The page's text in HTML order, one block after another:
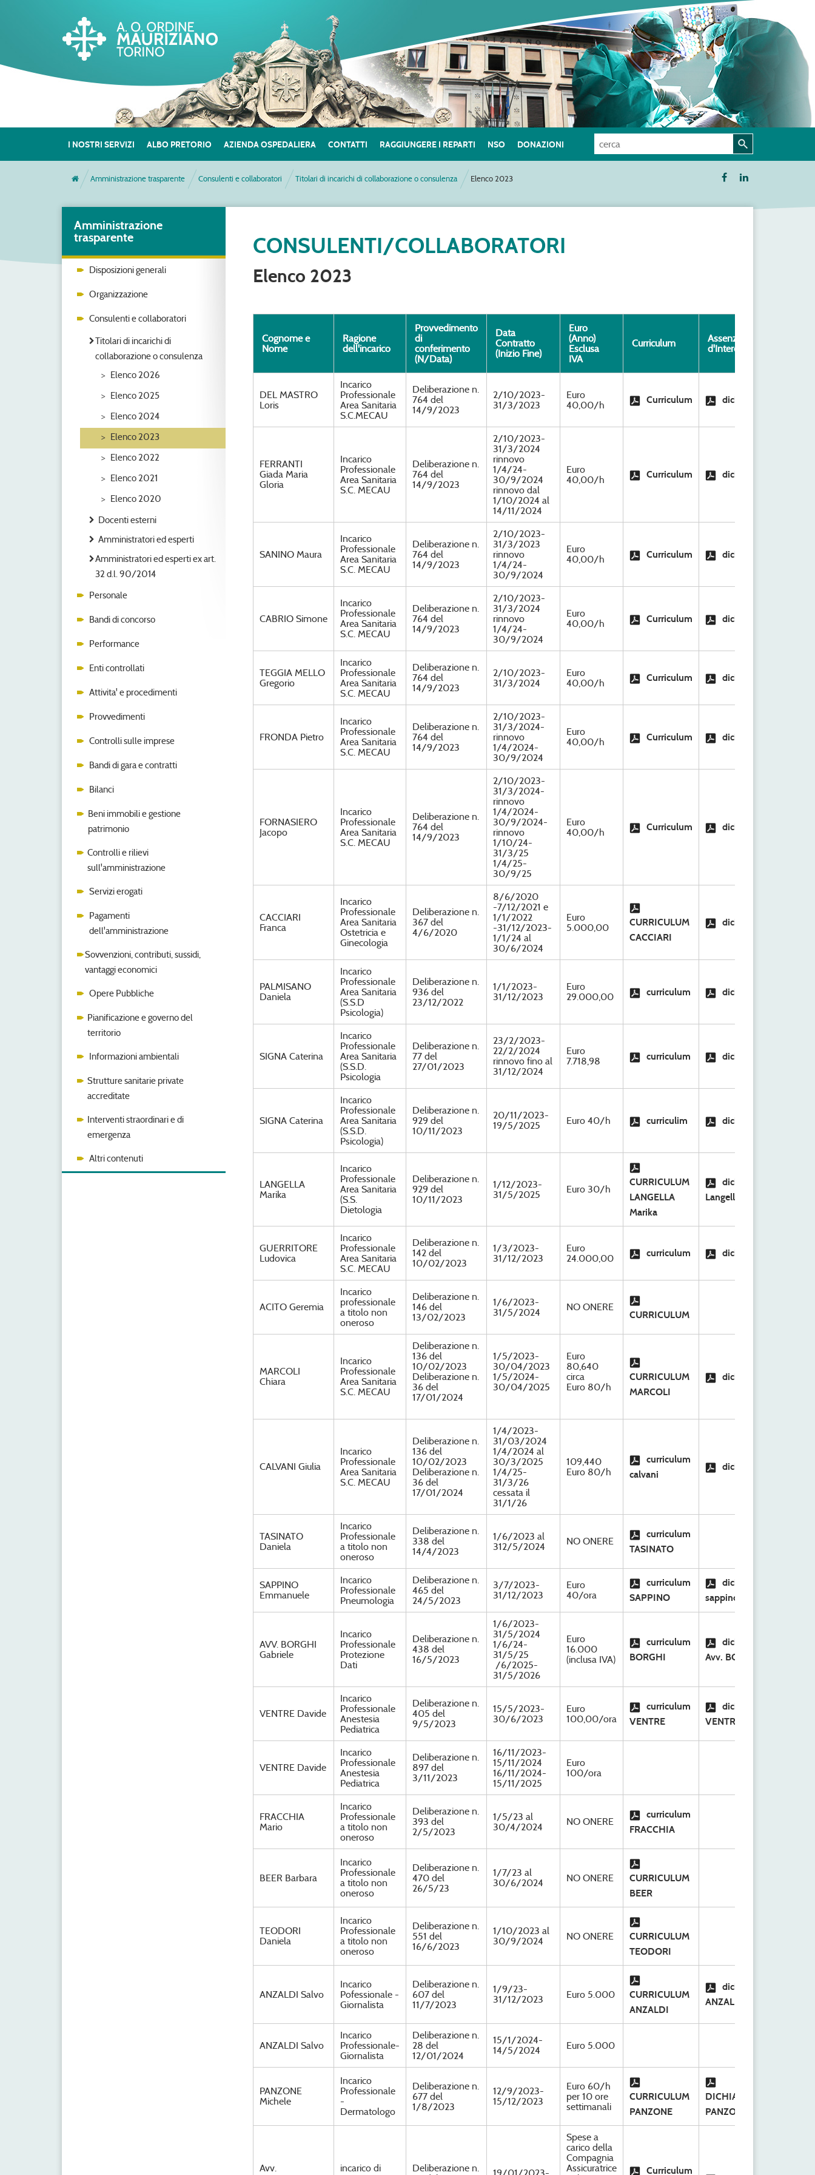
I NOSTRI SERVIZI ALBO PRETORIO AZIENDA OSPEDALIERA CONTATTI RAGGIUNGERE I REPARTI NSO DONAZIONI
Amministrazione trasparente Consulenti e collaboratori Titolari di incarichi di collaborazione o consulenza Elenco 2023
Amministrazione
trasparente
Disposizioni generali
Organizzazione
Consulenti e collaboratori
Titolari di incarichi di
collaborazione o consulenza
Elenco 2026
Elenco 2025
Elenco 2024
Elenco 2023
Elenco 2022
Elenco 2021
Elenco 2020
Docenti esterni
Amministratori ed esperti
Amministratori ed esperti ex art.
32 d.l. 90/2014
Personale
Bandi di concorso
Performance
Enti controllati
Attivita' e procedimenti
Provvedimenti
Controlli sulle imprese
Bandi di gara e contratti
Bilanci
Beni immobili e gestione
patrimonio
Controlli e rilievi
sull'amministrazione
Servizi erogati
Pagamenti
dell'amministrazione
Sovvenzioni, contributi, sussidi,
vantaggi economici
Opere Pubbliche
Pianificazione e governo del
territorio
Informazioni ambientali
Strutture sanitarie private
accreditate
Interventi straordinari e di
emergenza
Altri contenuti
CONSULENTI/COLLABORATORI
Elenco 2023
Cognome e
Nome
Ragione
dell'incarico
Provvedimento
di
conferimento
(N/Data)
Data
Contratto
(Inizio Fine)
Euro
(Anno)
Esclusa
IVA
Curriculum
Assenza Conflitto
d'Interesse
DEL MASTRO
Loris
Incarico
Professionale
Area Sanitaria
S.C.MECAU
Deliberazione n.
764 del
14/9/2023
2/10/2023-
31/3/2023
Euro
40,00/h
Curriculum dichiarazione
FERRANTI
Giada Maria
Gloria
Incarico
Professionale
Area Sanitaria
S.C. MECAU
Deliberazione n.
764 del
14/9/2023
2/10/2023-
31/3/2024
rinnovo
1/4/24-
30/9/2024
rinnovo dal
1/10/2024 al
14/11/2024
Euro
40,00/h
Curriculum dichiarazione
SANINO Maura
Incarico
Professionale
Area Sanitaria
S.C. MECAU
Deliberazione n.
764 del
14/9/2023
2/10/2023-
31/3/2023
rinnovo
1/4/24-
30/9/2024
Euro
40,00/h
Curriculum dichiarazione
CABRIO Simone
Incarico
Professionale
Area Sanitaria
S.C. MECAU
Deliberazione n.
764 del
14/9/2023
2/10/2023-
31/3/2024
rinnovo
1/4/24-
30/9/2024
Euro
40,00/h
Curriculum dichiarazione
TEGGIA MELLO
Gregorio
Incarico
Professionale
Area Sanitaria
S.C. MECAU
Deliberazione n.
764 del
14/9/2023
2/10/2023-
31/3/2024
Euro
40,00/h
Curriculum dichiarazione
FRONDA Pietro
Incarico
Professionale
Area Sanitaria
S.C. MECAU
Deliberazione n.
764 del
14/9/2023
2/10/2023-
31/3/2024-
rinnovo
1/4/2024-
30/9/2024
Euro
40,00/h
Curriculum dichiarazione
FORNASIERO
Jacopo
Incarico
Professionale
Area Sanitaria
S.C. MECAU
Deliberazione n.
764 del
14/9/2023
2/10/2023-
31/3/2024-
rinnovo
1/4/2024-
30/9/2024-
rinnovo
1/10/24-
31/3/25
1/4/25-
30/9/25
Euro
40,00/h
Curriculum dichiarazione
CACCIARI
Franca
Incarico
Professionale
Area Sanitaria
Ostetricia e
Ginecologia
Deliberazione n.
367 del
4/6/2020
8/6/2020
-7/12/2021 e
1/1/2022
-31/12/2023-
1/1/24 al
30/6/2024
Euro
5.000,00
CURRICULUM
CACCIARI
dichiarazione
PALMISANO
Daniela
Incarico
Professionale
Area Sanitaria
(S.S.D
Psicologia)
Deliberazione n.
936 del
23/12/2022
1/1/2023-
31/12/2023
Euro
29.000,00
curriculum dichiarazione
SIGNA Caterina
Incarico
Professionale
Area Sanitaria
(S.S.D.
Psicologia
Deliberazione n.
77 del
27/01/2023
23/2/2023-
22/2/2024
rinnovo fino al
31/12/2024
Euro
7.718,98
curriculum dichiarazione
SIGNA Caterina
Incarico
Professionale
Area Sanitaria
(S.S.D.
Psicologia)
Deliberazione n.
929 del
10/11/2023
20/11/2023-
19/5/2025
Euro 40/h curriculim dichiarazione
LANGELLA
Marika
Incarico
Professionale
Area Sanitaria
(S.S.
Dietologia
Deliberazione n.
929 del
10/11/2023
1/12/2023-
31/5/2025
Euro 30/h
CURRICULUM
LANGELLA
Marika
dichiarazione
Langella
GUERRITORE
Ludovica
Incarico
Professionale
Area Sanitaria
S.C. MECAU
Deliberazione n.
142 del
10/02/2023
1/3/2023-
31/12/2023
Euro
24.000,00
curriculum dichiarazione
ACITO Geremia
Incarico
professionale
a titolo non
oneroso
Deliberazione n.
146 del
13/02/2023
1/6/2023-
31/5/2024
NO ONERE
CURRICULUM
MARCOLI
Chiara
Incarico
Professionale
Area Sanitaria
S.C. MECAU
Deliberazione n.
136 del
10/02/2023
Deliberazione n.
36 del
17/01/2024
1/5/2023-
30/04/2023
1/5/2024-
30/04/2025
Euro
80,640
circa
Euro 80/h
CURRICULUM
MARCOLI
dichiarazione
CALVANI Giulia
Incarico
Professionale
Area Sanitaria
S.C. MECAU
Deliberazione n.
136 del
10/02/2023
Deliberazione n.
36 del
17/01/2024
1/4/2023-
31/03/2024
1/4/2024 al
30/3/2025
1/4/25-
31/3/26
cessata il
31/1/26
109,440
Euro 80/h
curriculum
calvani
dichiarazione
TASINATO
Daniela
Incarico
Professionale
a titolo non
oneroso
Deliberazione n.
338 del
14/4/2023
1/6/2023 al
312/5/2024
NO ONERE
curriculum
TASINATO
SAPPINO
Emmanuele
Incarico
Professionale
Pneumologia
Deliberazione n.
465 del
24/5/2023
3/7/2023-
31/12/2023
Euro
40/ora
curriculum
SAPPINO
dichiarazione
sappino
AVV. BORGHI
Gabriele
Incarico
Professionale
Protezione
Dati
Deliberazione n.
438 del
16/5/2023
1/6/2023-
31/5/2024
1/6/24-
31/5/25
/6/2025-
31/5/2026
Euro
16.000
(inclusa IVA)
curriculum
BORGHI
dichiarazione
Avv. BORGHI
VENTRE Davide
Incarico
Professionale
Anestesia
Pediatrica
Deliberazione n.
405 del
9/5/2023
15/5/2023-
30/6/2023
Euro
100,00/ora
curriculum
VENTRE
dichiarazione
VENTRE
VENTRE Davide
Incarico
Professionale
Anestesia
Pediatrica
Deliberazione n.
897 del
3/11/2023
16/11/2023-
15/11/2024
16/11/2024-
15/11/2025
Euro
100/ora
FRACCHIA
Mario
Incarico
Professionale
a titolo non
oneroso
Deliberazione n.
393 del
2/5/2023
1/5/23 al
30/4/2024
NO ONERE
curriculum
FRACCHIA
BEER Barbara
Incarico
Professionale
a titolo non
oneroso
Deliberazione n.
470 del
26/5/23
1/7/23 al
30/6/2024
NO ONERE
CURRICULUM
BEER
TEODORI
Daniela
Incarico
Professionale
a titolo non
oneroso
Deliberazione n.
551 del
16/6/2023
1/10/2023 al
30/9/2024
NO ONERE
CURRICULUM
TEODORI
ANZALDI Salvo
Incarico
Pofessionale -
Giornalista
Deliberazione n.
607 del
11/7/2023
1/9/23-
31/12/2023
Euro 5.000
CURRICULUM
ANZALDI
dichifarazione
ANZALDI Salvo
ANZALDI Salvo
Incarico
Professionale-
Giornalista
Deliberazione n.
28 del
12/01/2024
15/1/2024-
14/5/2024
Euro 5.000
PANZONE
Michele
Incarico
Professionale
-
Dermatologo
Deliberazione n.
677 del
1/8/2023
12/9/2023-
15/12/2023
Euro 60/h
per 10 ore
settimanali
CURRICULUM
PANZONE
DICHIARAZIONE
PANZONE Michele
Avv.
incarico di
Deliberazione n.
Spese a
carico della
Compagnia
Assicuratrice
Curriculum